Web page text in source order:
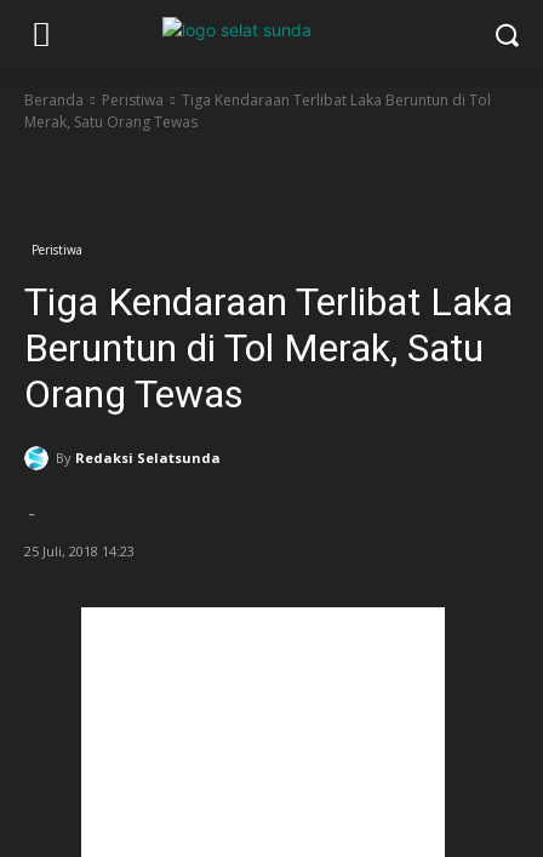
Beranda Peristiwa
Tiga Kendaraan Terlibat Laka Beruntun di Tol
Merak, Satu Orang Tewas
Peristiwa
Tiga Kendaraan Terlibat Laka
Beruntun di Tol Merak, Satu
Orang Tewas
By Redaksi Selatsunda
-
25 Juli, 2018 14:23